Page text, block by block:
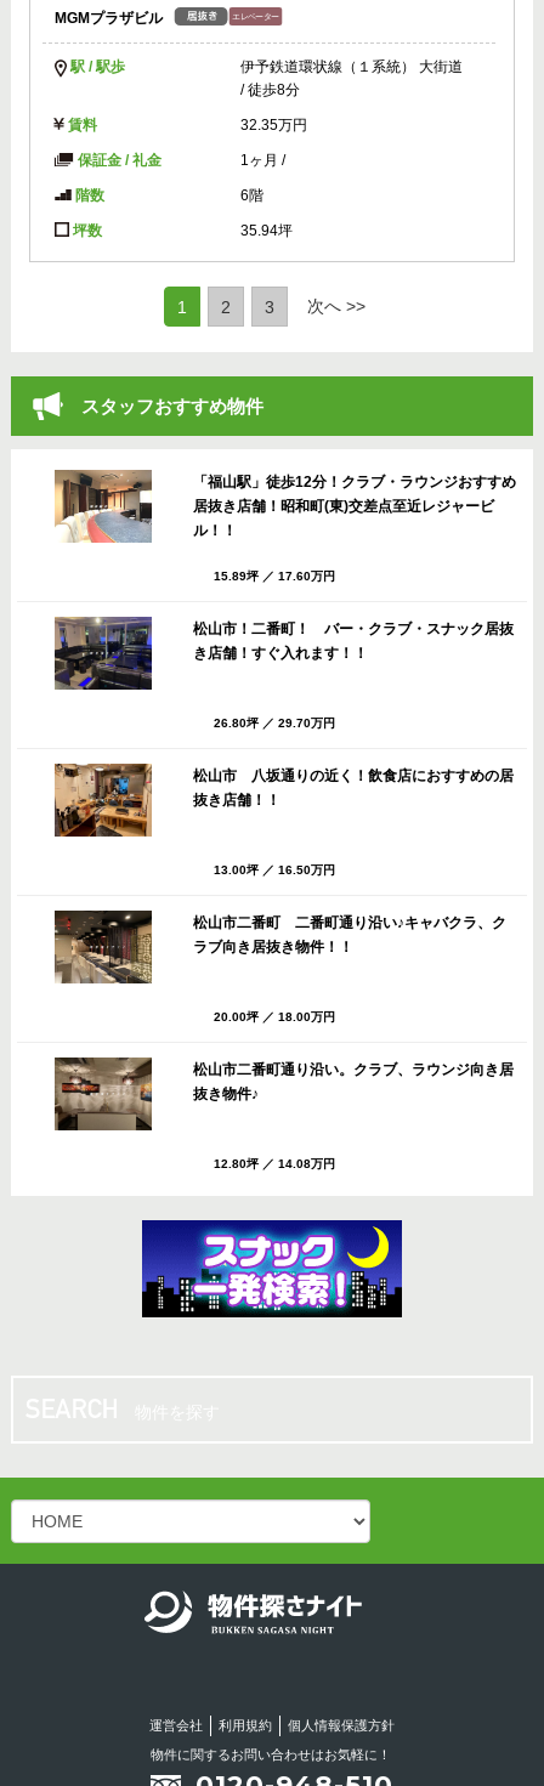
MGMプラザビル
駅 / 駅歩
伊予鉄道環状線（１系統） 大街道
/ 徒歩8分
賃料 32.35万円
保証金 / 礼金 1ヶ月 /
階数 6階
坪数 35.94坪
1 (current)
2 3 次へ >>
スタッフおすすめ物件
「福山駅」徒歩12分！クラブ・ラウンジおすすめ
居抜き店舗！昭和町(東)交差点至近レジャービ
ル！！
15.89坪 ／ 17.60万円
松山市！二番町！ バー・クラブ・スナック居抜
き店舗！すぐ入れます！！
26.80坪 ／ 29.70万円
松山市 八坂通りの近く！飲食店におすすめの居
抜き店舗！！
13.00坪 ／ 16.50万円
松山市二番町 二番町通り沿い♪キャバクラ、ク
ラブ向き居抜き物件！！
20.00坪 ／ 18.00万円
松山市二番町通り沿い。クラブ、ラウンジ向き居
抜き物件♪
12.80坪 ／ 14.08万円
松山市 八坂通りすぐのバー・スナック向き居抜
き店舗！共益費・ごみ処理費サービス！！
10.00坪 ／ 13.20万円
15.00坪 ／ 14.30万円
16.50坪 ／ 18.15万円
運営会社 利用規約
個人情報保護方針
物件に関するお問い合わせはお気軽に！